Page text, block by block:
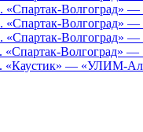
«Спартак-Волгоград»
«Спартак-Волгоград»
«Спартак-Волгоград»
«Спартак-Волгоград»
«Каустик» — «УЛИМ-